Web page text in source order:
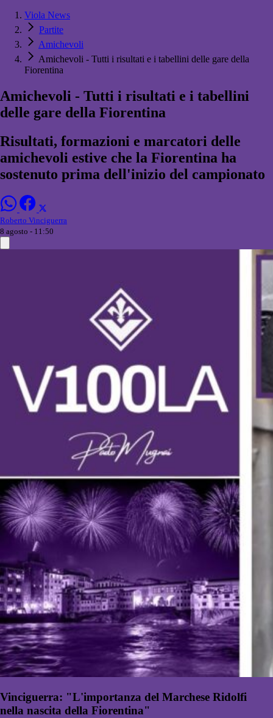
Viola News
Partite
Amichevoli
Amichevoli - Tutti i risultati e i tabellini delle gare della
Fiorentina
Amichevoli - Tutti i risultati e i tabellini
delle gare della Fiorentina
Risultati, formazioni e marcatori delle
amichevoli estive che la Fiorentina ha
sostenuto prima dell'inizio del campionato
Roberto Vinciguerra
8 agosto - 11:50
Vinciguerra: "L'importanza del Marchese Ridolfi
nella nascita della Fiorentina"